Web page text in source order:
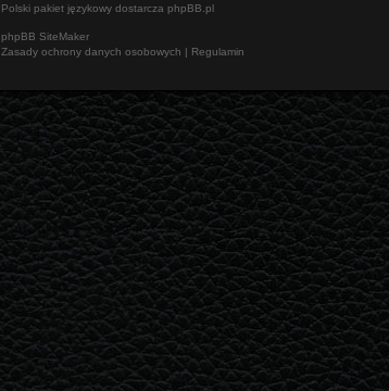
Polski pakiet językowy dostarcza phpBB.pl
phpBB SiteMaker
Zasady ochrony danych osobowych | Regulamin